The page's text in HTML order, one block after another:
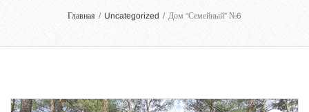
Главная / Uncategorized / Дом “Семейный” №6